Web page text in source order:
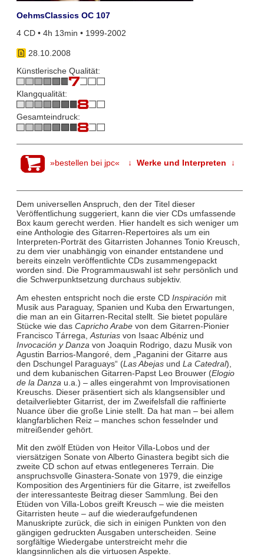
OehmsClassics OC 107
4 CD • 4h 13min • 1999-2002
28.10.2008
Künstlerische Qualität:
Klangqualität:
Gesamteindruck:
»bestellen bei jpc« ↓ Werke und Interpreten ↓
Dem universellen Anspruch, den der Titel dieser
Veröffentlichung suggeriert, kann die vier CDs umfassende
Box kaum gerecht werden. Hier handelt es sich weniger um
eine Anthologie des Gitarren-Repertoires als um ein
Interpreten-Porträt des Gitarristen Johannes Tonio Kreusch,
zu dem vier unabhängig von einander entstandene und
bereits einzeln veröffentlichte CDs zusammengepackt
worden sind. Die Programmauswahl ist sehr persönlich und
die Schwerpunktsetzung durchaus subjektiv.
Am ehesten entspricht noch die erste CD Inspiración mit
Musik aus Paraguay, Spanien und Kuba den Erwartungen,
die man an ein Gitarren-Recital stellt. Sie bietet populäre
Stücke wie das Capricho Arabevon dem Gitarren-Pionier
Francisco Tárrega, Asturiasvon Isaac Albéniz und
Invocación y Danza von Joaquin Rodrigo, dazu Musik von
Agustin Barrios-Mangoré, dem „Paganini der Gitarre aus
den Dschungel Paraguays“ (Las Abejasund La Catedral),
und dem kubanischen Gitarren-Papst Leo Brouwer (Elogio
de la Danza u.a.) – alles eingerahmt von Improvisationen
Kreuschs. Dieser präsentiert sich als klangsensibler und
detailverliebter Gitarrist, der im Zweifelsfall die raffinierte
Nuance über die große Linie stellt. Da hat man – bei allem
klangfarblichen Reiz – manches schon fesselnder und
mitreißender gehört.
Mit den zwölf Etüden von Heitor Villa-Lobos und der
viersätzigen Sonate von Alberto Ginastera begibt sich die
zweite CD schon auf etwas entlegeneres Terrain. Die
anspruchsvolle Ginastera-Sonate von 1979, die einzige
Komposition des Argentiniers für die Gitarre, ist zweifellos
der interessanteste Beitrag dieser Sammlung. Bei den
Etüden von Villa-Lobos greift Kreusch – wie die meisten
Gitarristen heute – auf die wiederaufgefundenen
Manuskripte zurück, die sich in einigen Punkten von den
gängigen gedruckten Ausgaben unterscheiden. Seine
sorgfältige Wiedergabe unterstreicht mehr die
klangsinnlichen als die virtuosen Aspekte.